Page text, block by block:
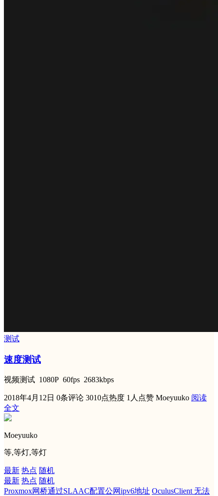
测试
速度测试
视频测试 1080P 60fps 2683kbps
2018年4月12日 0条评论 3010点热度 1人点赞 Moeyuuko 阅读
全文
Moeyuuko
等,等灯,等灯
最新 热点 随机
最新 热点 随机
Proxmox网桥通过SLAAC配置公网ipv6地址 OculusClient 无法